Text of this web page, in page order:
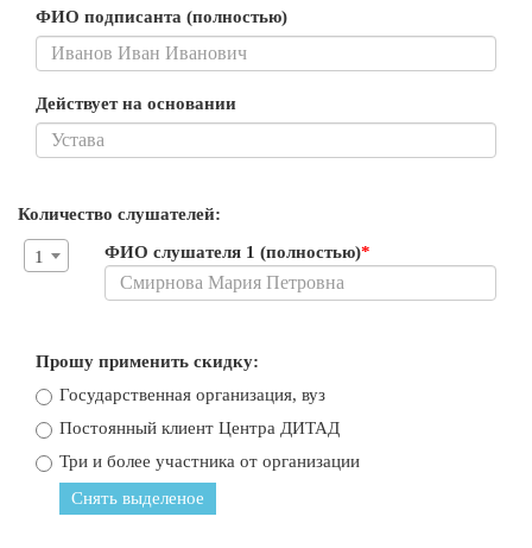
ФИО подписанта (полностью)
Действует на основании
Количество слушателей:
1 ФИО слушателя 1 (полностью)*
Прошу применить скидку:
Государственная организация, вуз
Постоянный клиент Центра ДИТАД
Три и более участника от организации
Снять выделеное